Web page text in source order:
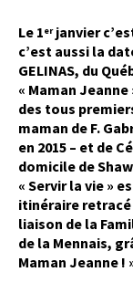
Le 1erjanvier
c’est aussi la
GELINAS, du
« Maman
des tous
maman de F.
en 2015 – et de
domicile de
« Servir la vie »
itinéraire retracé
liaison de la
de la Mennais,
Maman Jeanne !